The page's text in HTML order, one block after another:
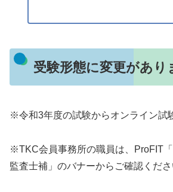
受験形態に変更があり
※令和3年度の試験からオンライン試
※TKC会員事務所の職員は、ProFIT
監査士補」のバナーからご確認くださ